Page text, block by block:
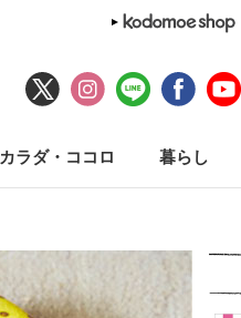
カラダ・ココロ 暮らし